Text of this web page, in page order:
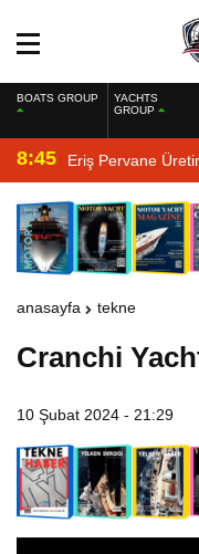
BOATS GROUP
YACHTS
GROUP
8:45 Eriş Pervane
anasayfa tekne
Cranchi
10 Şubat 2024 - 21:29